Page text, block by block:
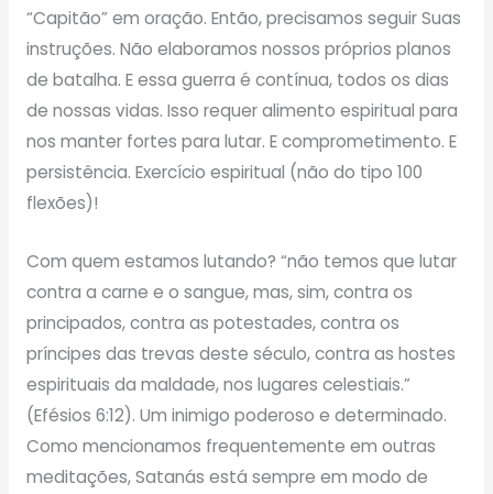
“Capitão” em oração. Então, precisamos seguir Suas
instruções. Não elaboramos nossos próprios planos
de batalha. E essa guerra é contínua, todos os dias
de nossas vidas. Isso requer alimento espiritual para
nos manter fortes para lutar. E comprometimento. E
persistência. Exercício espiritual (não do tipo 100
flexões)!
Com quem estamos lutando? “não temos que lutar
contra a carne e o sangue, mas, sim, contra os
principados, contra as potestades, contra os
príncipes das trevas deste século, contra as hostes
espirituais da maldade, nos lugares celestiais.”
(Efésios 6:12). Um inimigo poderoso e determinado.
Como mencionamos frequentemente em outras
meditações, Satanás está sempre em modo de